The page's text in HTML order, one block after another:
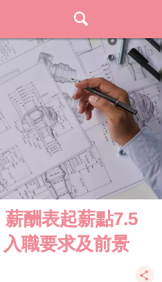
酬表起薪點7.5
職要求及前景